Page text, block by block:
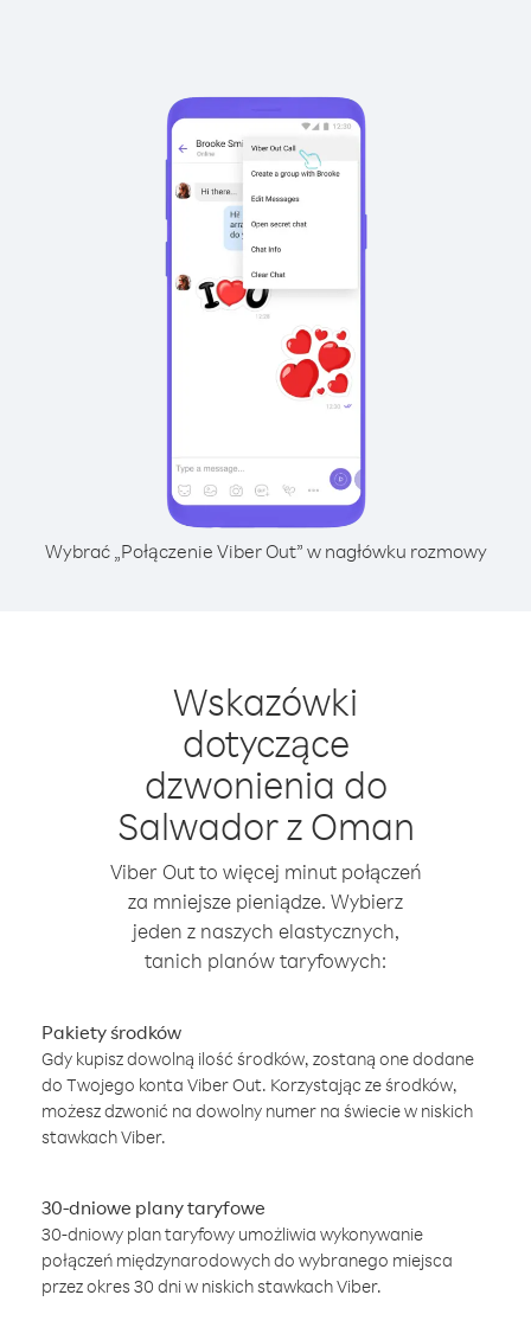
Wybrać „Połączenie Viber Out” w nagłówku rozmowy
Wskazówki
dotyczące
dzwonienia do
Salwador z Oman
Viber Out to więcej minut połączeń
za mniejsze pieniądze. Wybierz
jeden z naszych elastycznych,
tanich planów taryfowych:
Pakiety środków
Gdy kupisz dowolną ilość środków, zostaną one dodane
do Twojego konta Viber Out. Korzystając ze środków,
możesz dzwonić na dowolny numer na świecie w niskich
stawkach Viber.
30-dniowe plany taryfowe
30-dniowy plan taryfowy umożliwia wykonywanie
połączeń międzynarodowych do wybranego miejsca
przez okres 30 dni w niskich stawkach Viber.